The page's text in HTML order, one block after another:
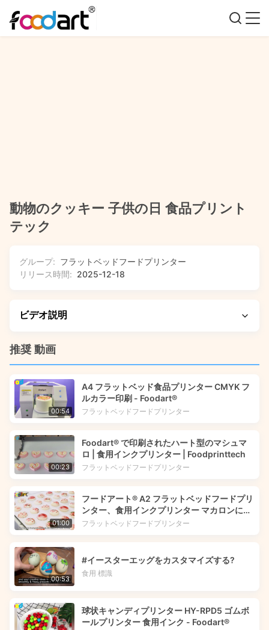
動物のクッキー 子供の日 食品プリント
テック
グループ: フラットベッドフードプリンター
リリース時間: 2025-12-18
ビデオ説明
このウォークスルーでは、Foodprinttech が創造的な動物の
階的なプロセスを見て、使用される材料と技術について学
び、これらのアイデアがどのように子供や家族にとって楽し
く思い出に残る体験に変換されるかを発見します。
推奨 動画
00:54
A4 フラットベッド食品プリンター CMYK フ
ルカラー印刷 - Foodart®
フラットベッドフードプリンター
00:23
Foodart® で印刷されたハート型のマシュマ
ロ | 食用インクプリンター | Foodprinttech
フラットベッドフードプリンター
01:00
フードアート® A2 フラットベッドフードプリ
ンター、食用インクプリンター マカロンに花
の画像を印刷 | Foodprinttech
フラットベッドフードプリンター
00:53
#イースターエッグをカスタマイズする?
食用 標識
球状キャンディプリンター HY-RPD5 ゴムボ
ールプリンター 食用インク - Foodart®